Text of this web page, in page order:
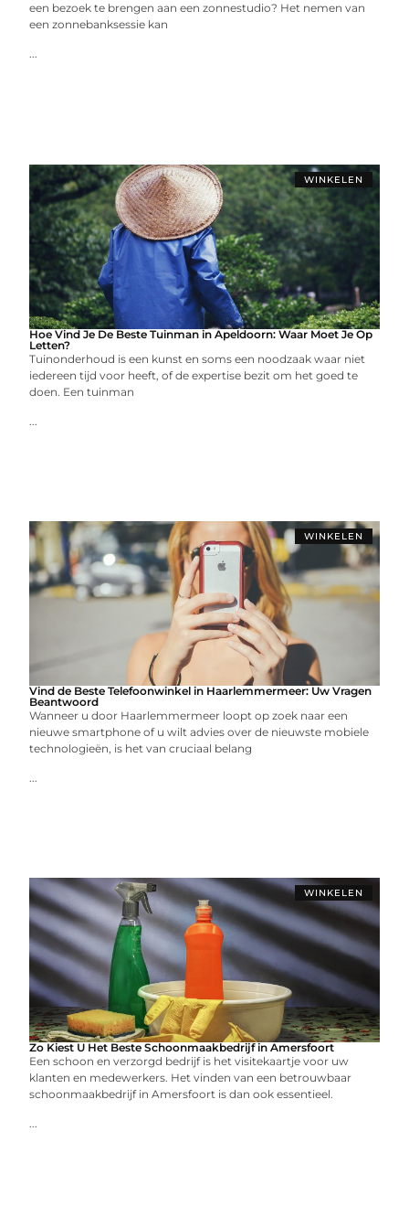
een bezoek te brengen aan een zonnestudio? Het nemen van
een zonnebanksessie kan
...
WINKELEN
Hoe Vind Je De Beste Tuinman in Apeldoorn: Waar Moet Je Op
Letten?
Tuinonderhoud is een kunst en soms een noodzaak waar niet
iedereen tijd voor heeft, of de expertise bezit om het goed te
doen. Een tuinman
...
WINKELEN
Vind de Beste Telefoonwinkel in Haarlemmermeer: Uw Vragen
Beantwoord
Wanneer u door Haarlemmermeer loopt op zoek naar een
nieuwe smartphone of u wilt advies over de nieuwste mobiele
technologieën, is het van cruciaal belang
...
WINKELEN
Zo Kiest U Het Beste Schoonmaakbedrijf in Amersfoort
Een schoon en verzorgd bedrijf is het visitekaartje voor uw
klanten en medewerkers. Het vinden van een betrouwbaar
schoonmaakbedrijf in Amersfoort is dan ook essentieel.
...